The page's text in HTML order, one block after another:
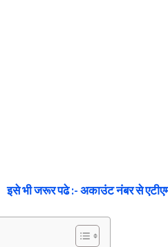
इसे भी जरूर पढे :- अकाउंट नंबर से